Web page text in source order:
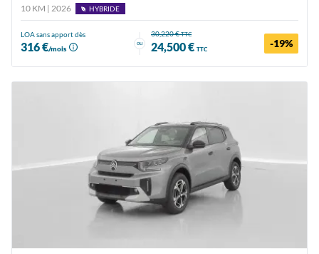
10 KM | 2026
HYBRIDE
LOA sans apport dès
316 €/mois
ou
30,220 €TTC
24,500 € TTC -19%